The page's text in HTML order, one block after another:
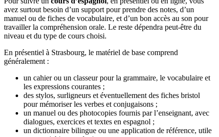
avez surtout besoin d’un support pour prendre des notes, d’un
manuel ou de fiches de vocabulaire, et d’un bon accès au son pour
travailler la compréhension orale. Le reste dépendra peut-être du
niveau et du type de cours choisi.
En présentiel à Strasbourg, le matériel de base comprend
généralement :
un cahier ou un classeur pour la grammaire, le vocabulaire et
les expressions courantes ;
des stylos, surligneurs et éventuellement des fiches bristol
pour mémoriser les verbes et conjugaisons ;
un manuel ou des photocopies fournis par l’enseignant, avec
dialogues, exercices et textes en espagnol ;
un dictionnaire bilingue ou une application de référence, utile